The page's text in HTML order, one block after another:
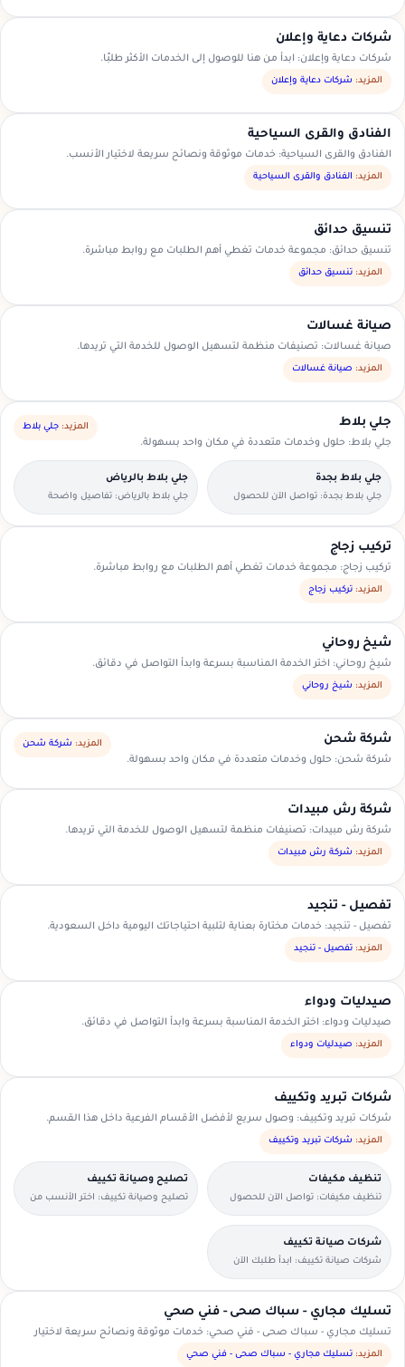
شركات دعاية وإعلان
شركات دعاية وإعلان: ابدأ من هنا للوصول إلى الخدمات الأكثر طلبًا.
المزيد: شركات دعاية وإعلان
الفنادق والقرى السياحية
الفنادق والقرى السياحية: خدمات موثوقة ونصائح سريعة لاختيار الأنسب.
المزيد: الفنادق والقرى السياحية
تنسيق حدائق
تنسيق حدائق: مجموعة خدمات تغطي أهم الطلبات مع روابط مباشرة.
المزيد: تنسيق حدائق
صيانة غسالات
صيانة غسالات: تصنيفات منظمة لتسهيل الوصول للخدمة التي تريدها.
المزيد: صيانة غسالات
جلي بلاط
جلي بلاط: حلول وخدمات متعددة في مكان واحد بسهولة.
المزيد: جلي بلاط
جلي بلاط بجدة
جلي بلاط بجدة: تواصل الآن للحصول
على عرض سعر مناسب.
جلي بلاط بالرياض
جلي بلاط بالرياض: تفاصيل واضحة
لتسهيل اختيار مقدم الخدمة.
تركيب زجاج
تركيب زجاج: مجموعة خدمات تغطي أهم الطلبات مع روابط مباشرة.
المزيد: تركيب زجاج
شيخ روحاني
شيخ روحاني: اختر الخدمة المناسبة بسرعة وابدأ التواصل في دقائق.
المزيد: شيخ روحاني
شركة شحن
شركة شحن: حلول وخدمات متعددة في مكان واحد بسهولة.
المزيد: شركة شحن
شركة رش مبيدات
شركة رش مبيدات: تصنيفات منظمة لتسهيل الوصول للخدمة التي تريدها.
المزيد: شركة رش مبيدات
تفصيل - تنجيد
تفصيل - تنجيد: خدمات مختارة بعناية لتلبية احتياجاتك اليومية داخل السعودية.
المزيد: تفصيل - تنجيد
صيدليات ودواء
صيدليات ودواء: اختر الخدمة المناسبة بسرعة وابدأ التواصل في دقائق.
المزيد: صيدليات ودواء
شركات تبريد وتكييف
شركات تبريد وتكييف: وصول سريع لأفضل الأقسام الفرعية داخل هذا القسم.
المزيد: شركات تبريد وتكييف
تنظيف مكيفات
تنظيف مكيفات: تواصل الآن للحصول
على عرض سعر مناسب.
تصليح وصيانة تكييف
تصليح وصيانة تكييف: اختر الأنسب من
العروض المتاحة في منطقتك.
شركات صيانة تكييف
شركات صيانة تكييف: ابدأ طلبك الآن
بخطوات بسيطة وواضحة.
تسليك مجاري - سباك صحى - فني صحي
تسليك مجاري - سباك صحى - فني صحي: خدمات موثوقة ونصائح سريعة لاختيار
الأنسب.
المزيد: تسليك مجاري - سباك صحى - فني صحي